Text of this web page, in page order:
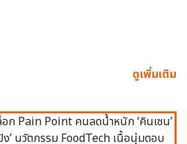
ดูเพิ่มเติม